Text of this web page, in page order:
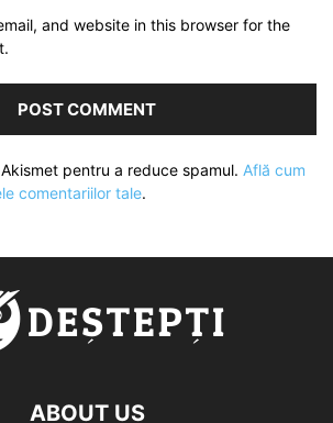
and website in this browser for the
pentru a reduce spamul. Află cum
comentariilor tale.
ABOUT US